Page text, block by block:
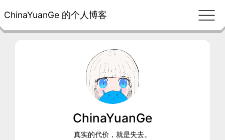
ChinaYuanGe 的个人博客
ChinaYuanGe
真实的代价，就是失去。